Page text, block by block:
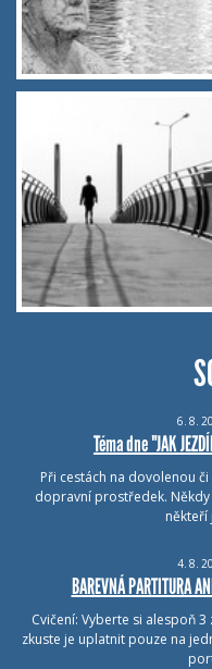
6. 8.
Téma dne "JAK
Při cestách na dovolenou
dopravní prostředek.
někteří
4. 8.
BAREVNÁ PARTITURA
Cvičení: Vyberte si alespoň
zkuste je uplatnit pouze na